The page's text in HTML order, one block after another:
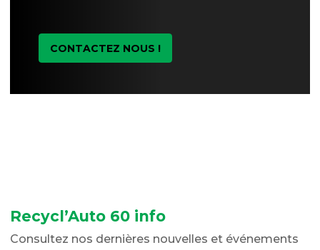
CONTACTEZ NOUS !
Recycl’Auto 60 info
Consultez nos dernières nouvelles et événements